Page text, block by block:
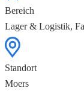
Bereich
Lager & Logistik,
Standort
Moers